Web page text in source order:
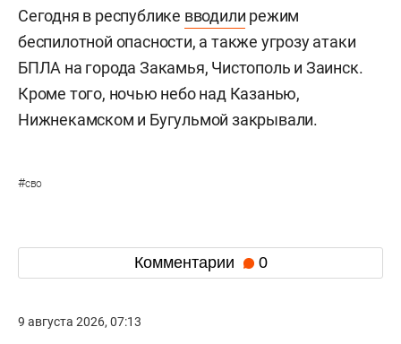
Сегодня в республике вводили режим
беспилотной опасности, а также угрозу атаки
БПЛА на города Закамья, Чистополь и Заинск.
Кроме того, ночью небо над Казанью,
Нижнекамском и Бугульмой закрывали.
#сво
Комментарии 0
9 августа 2026, 07:13